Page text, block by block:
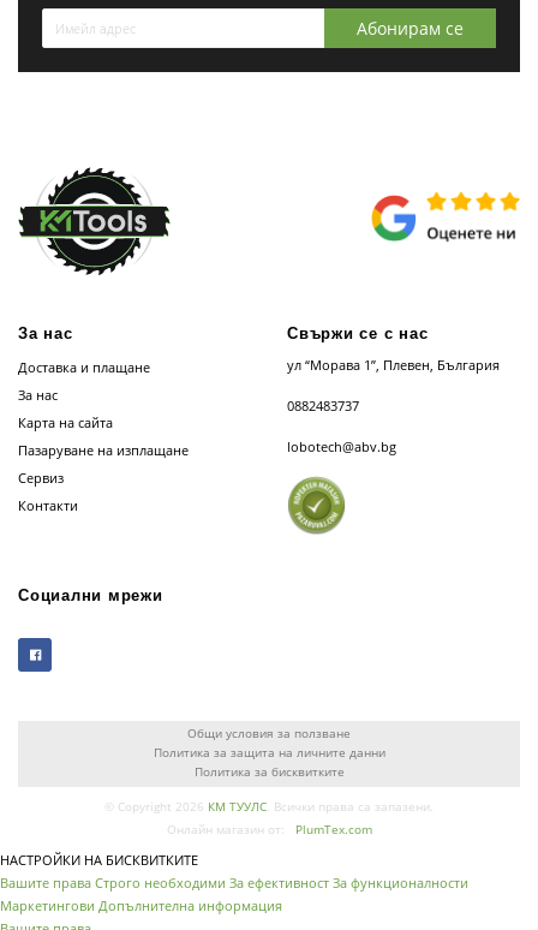
Абонирам се
За нас
Доставка и плащане
За нас
Карта на сайта
Пазаруване на изплащане
Сервиз
Контакти
Свържи се с нас
ул “Морава 1”, Плевен, България
0882483737
lobotech@abv.bg
Социални мрежи
Общи условия за ползване
Политика за защита на личните данни
Политика за бисквитките
© Copyright 2026 КМ ТУУЛС. Всички права са запазени.
Онлайн магазин от:
PlumTex.com
НАСТРОЙКИ НА БИСКВИТКИТЕ
Вашите права Строго необходими За ефективност За функционалности
Маркетингови Допълнителна информация